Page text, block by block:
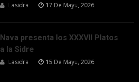
Lasidra 17 De Mayu, 2026
Nava presenta los XXXVII Platos
a la Sidre
Lasidra 15 De Mayu, 2026